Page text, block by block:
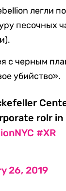
легли
песочных
с чepным
убийство».
rolr in
#XR
26, 2019